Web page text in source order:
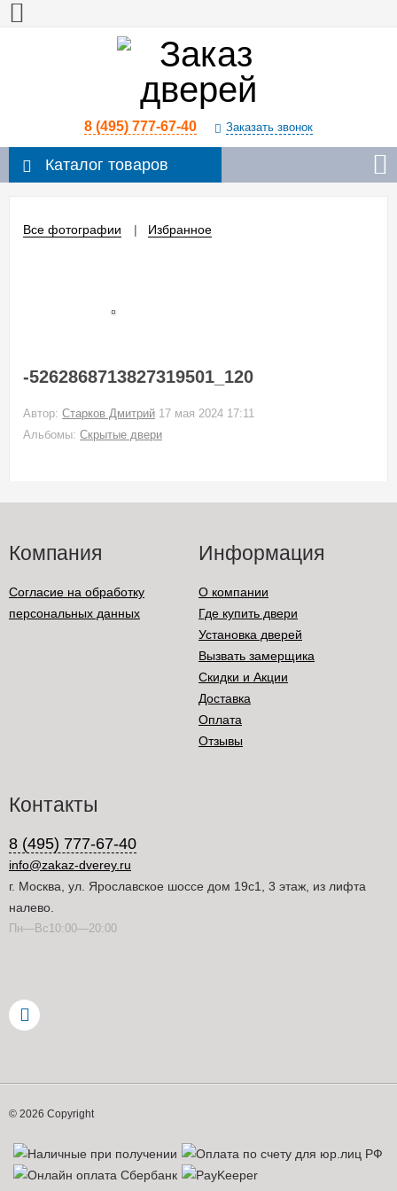
8 (495) 777-67-40 Заказать звонок
Каталог товаров
Все фотографии Избранное
-5262868713827319501_120
Автор: Старков Дмитрий 17 мая 2024 17:11
Альбомы: Скрытые двери
Компания
Согласие на обработку
персональных данных
Информация
О компании
Где купить двери
Установка дверей
Вызвать замерщика
Скидки и Акции
Доставка
Оплата
Отзывы
Контакты
8 (495) 777-67-40
info@zakaz-dverey.ru
г. Москва, ул. Ярославское шоссе дом 19с1, 3 этаж, из лифта
налево.
Пн—Вс10:00—20:00
© 2026 Copyright